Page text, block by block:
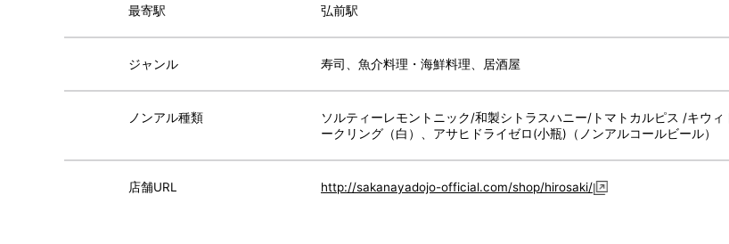
最寄駅 弘前駅
ジャンル 寿司、魚介料理・海鮮料理、居酒屋
ノンアル種類
ソルティーレモントニック/和製シトラスハニー/トマトカルピス /キウ
ークリング（白）、アサヒドライゼロ(小瓶)（ノンアルコールビール）
店舗URL http://sakanayadojo-official.com/shop/hirosaki/